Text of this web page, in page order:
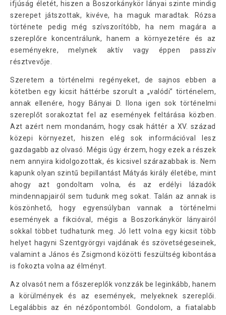
ifjúság életét, hiszen a Boszorkánykör lányai szinte mindig
szerepet játszottak, kivéve, ha maguk maradtak. Rózsa
története pedig még szívszorítóbb, ha nem magára a
szereplőre koncentrálunk, hanem a környezetére és az
eseményekre, melynek aktív vagy éppen passzív
résztvevője.
Szeretem a történelmi regényeket, de sajnos ebben a
kötetben egy kicsit háttérbe szorult a „valódi” történelem,
annak ellenére, hogy Bányai D. Ilona igen sok történelmi
szereplőt sorakoztat fel az események feltárása közben.
Azt azért nem mondanám, hogy csak háttér a XV. század
közepi környezet, hiszen elég sok információval lesz
gazdagabb az olvasó. Mégis úgy érzem, hogy ezek a részek
nem annyira kidolgozottak, és kicsivel szárazabbak is. Nem
kapunk olyan szintű bepillantást Mátyás király életébe, mint
ahogy azt gondoltam volna, és az erdélyi lázadók
mindennapjairól sem tudunk meg sokat. Talán az annak is
köszönhető, hogy egyensúlyban vannak a történelmi
események a fikcióval, mégis a Boszorkánykör lányairól
sokkal többet tudhatunk meg. Jó lett volna egy kicsit több
helyet hagyni Szentgyörgyi vajdának és szövetségeseinek,
valamint a János és Zsigmond közötti feszültség kibontása
is fokozta volna az élményt.
Az olvasót nem a főszereplők vonzzák be leginkább, hanem
a körülmények és az események, melyeknek szereplői.
Legalábbis az én nézőpontomból. Gondolom, a fiatalabb